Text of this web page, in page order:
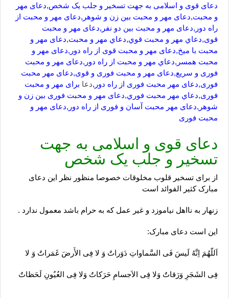
دعای قوی و اسلامی به جهت تسخیر و جلب یک شخص,دعای مهر
و محبت,دعای مهر و محبت بین زن و شوهر,دعای مهر و محبت از
راه دور,دعای مهر و محبت بین دو نفر,دعای مهر و محبت
قوی,دعاي مهر و محبت قوي,دعاي مهر و محبت,دعای مهر و
محبت با میخ,دعای مهر و محبت قوی از راه دور,دعای مهر و
محبت همسر,دعاي مهر و محبت از راه دور,دعای مهر و محبت
فوری و سریع,دعای مهر و محبت فوری و قوی,دعای مهر محبت
فوری,دعای مهر محبت فوری از راه دور,دعا برای مهر و محبت
فوری,دعاي مهر محبت فوري,دعای مهر و محبت فوری بین زن و
شوهر,دعای مهر محبت آسان و فوری از راه دور,دعای مهر و
محبت فوری
دعای قوی و اسلامی به جهت
تسخیر و جلب یک شخص
از برای تسخیر قلوب مخلوقات خصوصا منظور نظر این دعای
مبارک کثیر الفوائد است
زنهار به نااهل نیاموزد و غیر عمل که به حرام باشد معمول ندارد .
این است دعای مبارک:
اَللّهُمَ اِنَّهُ لَیسَ فَی السَّماواتِ دَوَراتٌ وَ لا فِی الأَرضَ غَمَراتٌ وَ لا
فِی الشَجَرِ وَرَقاتٌ وَلا فِی الاَجسامِ حَرَکاتٌ وَلا فِی العُیُونِ لَحَظاتٌ